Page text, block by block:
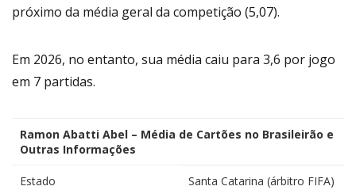
próximo da média geral da competição (5,07).
Em 2026, no entanto, sua média caiu para 3,6 por jogo
em 7 partidas.
Ramon Abatti Abel – Média de Cartões no Brasileirão e
Outras Informações
Estado Santa Catarina (árbitro FIFA)